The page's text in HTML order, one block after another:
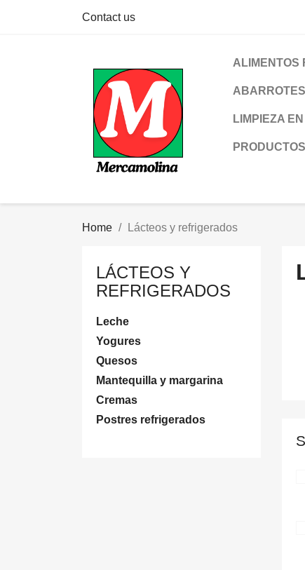
Contact us
ALIMENTOS
LIMPIEZA
Home Lácteos y refrigerados
LÁCTEOS Y
REFRIGERADOS
Leche
Yogures
Quesos
Mantequilla y margarina
Cremas
Postres refrigerados